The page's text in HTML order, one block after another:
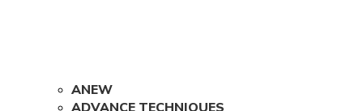
ANEW